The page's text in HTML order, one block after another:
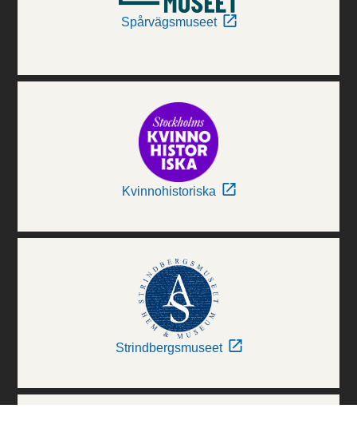
Spårvägsmuseet
Kvinnohistoriska
Strindbergsmuseet